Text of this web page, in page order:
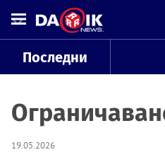
Последни
19.05.2026